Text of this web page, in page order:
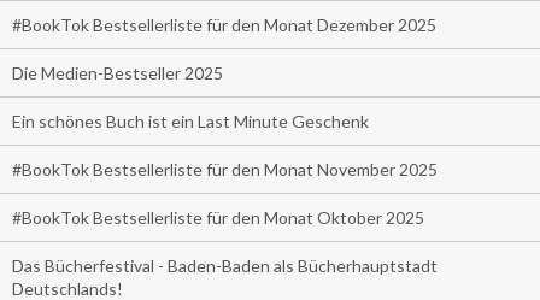
#BookTok Bestsellerliste für den Monat Dezember 2025
Die Medien-Bestseller 2025
Ein schönes Buch ist ein Last Minute Geschenk
#BookTok Bestsellerliste für den Monat November 2025
#BookTok Bestsellerliste für den Monat Oktober 2025
Das Bücherfestival - Baden-Baden als Bücherhauptstadt
Deutschlands!